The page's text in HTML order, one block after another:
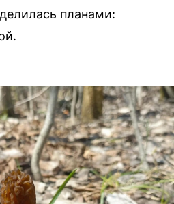
планами: